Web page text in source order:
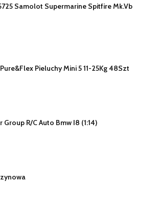
Samolot Supermarine Spitfire Mk.Vb
Pieluchy Mini 5 11-25Kg 48Szt
Group R/C Auto Bmw I8 (1:14)